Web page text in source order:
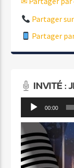
Partager
Partager
INVITÉ :
Lecteur
audio
00:00